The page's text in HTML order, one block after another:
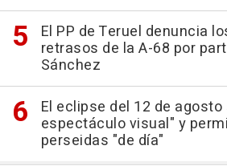
El PP de Teruel denuncia
retrasos de la A-68 por
Sánchez
El eclipse del 12 de agosto
espectáculo visual" y
perseidas "de día"